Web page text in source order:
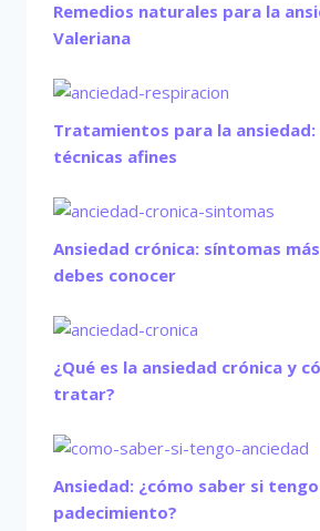
Remedios naturales para la
Valeriana
Tratamientos para la
técnicas afines
Ansiedad crónica: síntomas
debes conocer
¿Qué es la ansiedad crónica y
tratar?
Ansiedad: ¿cómo saber si
padecimiento?